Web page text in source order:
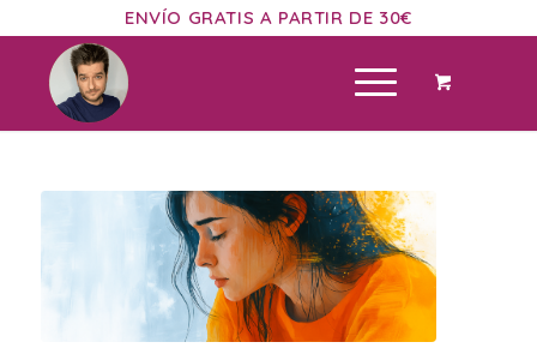
ENVÍO GRATIS A PARTIR DE 30€